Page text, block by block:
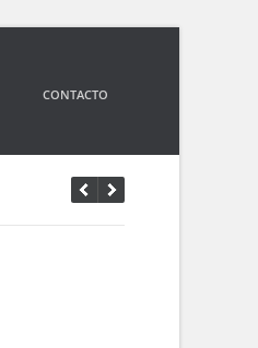
CONTACTO